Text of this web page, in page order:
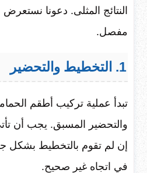
النتائج المثلى. دعونا
مفصل.
1. التخطيط والتحضير
تبدأ عملية تركيب أطقم
والتحضير المسبق. يجب أن
إن لم تقوم بالتخطيط بشكل
في اتجاه غير صحيح.